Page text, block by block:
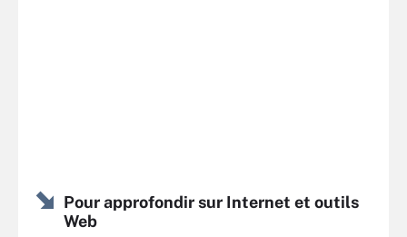
Pour approfondir sur Internet et outils
Web